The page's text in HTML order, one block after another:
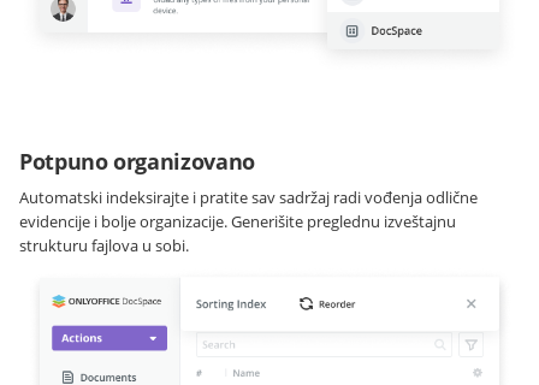
Potpuno organizovano
Automatski indeksirajte i pratite sav sadržaj radi vođenja odlične
evidencije i bolje organizacije. Generišite preglednu izveštajnu
strukturu fajlova u sobi.